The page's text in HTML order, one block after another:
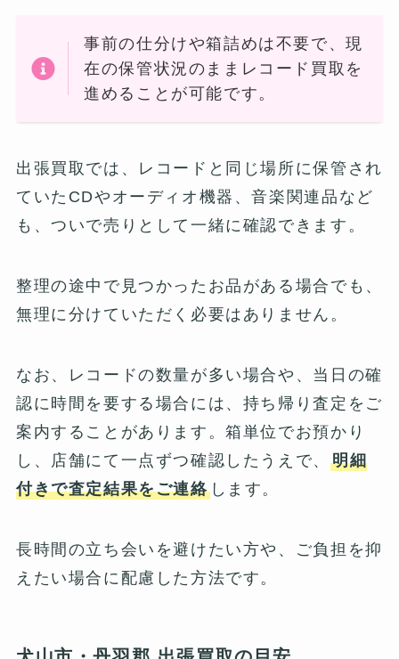
事前の仕分けや箱詰めは不要で、現
在の保管状況のままレコード買取を
進めることが可能です。
出張買取では、レコードと同じ場所に保管され
ていたCDやオーディオ機器、音楽関連品など
も、ついで売りとして一緒に確認できます。
整理の途中で見つかったお品がある場合でも、
無理に分けていただく必要はありません。
なお、レコードの数量が多い場合や、当日の確
認に時間を要する場合には、持ち帰り査定をご
案内することがあります。箱単位でお預かり
し、店舗にて一点ずつ確認したうえで、 明細
付きで査定結果をご連絡します。
長時間の立ち会いを避けたい方や、ご負担を抑
えたい場合に配慮した方法です。